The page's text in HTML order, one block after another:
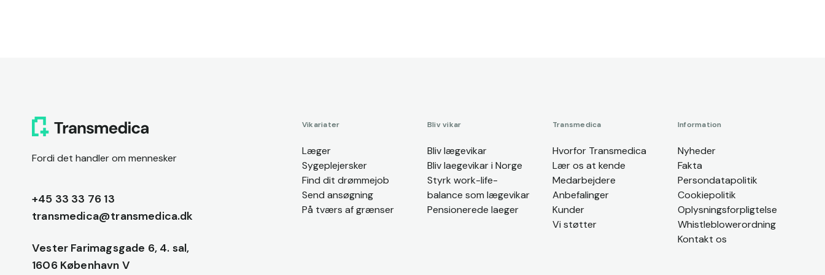
Fordi det handler om mennesker
+45 33 33 76 13
transmedica@transmedica.dk
Vester Farimagsgade 6, 4. sal,
1606 København V
Vikariater
Læger
Sygeplejersker
Find dit drømmejob
Send ansøgning
På tværs af grænser
Bliv vikar
Bliv lægevikar
Bliv laegevikar i Norge
Styrk work-life-
balance som lægevikar
Pensionerede laeger
Transmedica
Hvorfor Transmedica
Lær os at kende
Medarbejdere
Anbefalinger
Kunder
Vi støtter
Information
Nyheder
Fakta
Persondatapolitik
Cookiepolitik
Oplysningsforpligtelse
Whistleblowerordning
Kontakt os